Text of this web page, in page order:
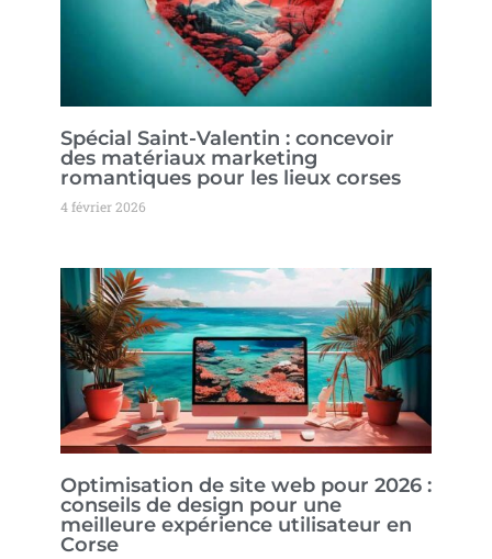
Spécial Saint-Valentin : concevoir
des matériaux marketing
romantiques pour les lieux corses
4 février 2026
Optimisation de site web pour 2026 :
conseils de design pour une
meilleure expérience utilisateur en
Corse